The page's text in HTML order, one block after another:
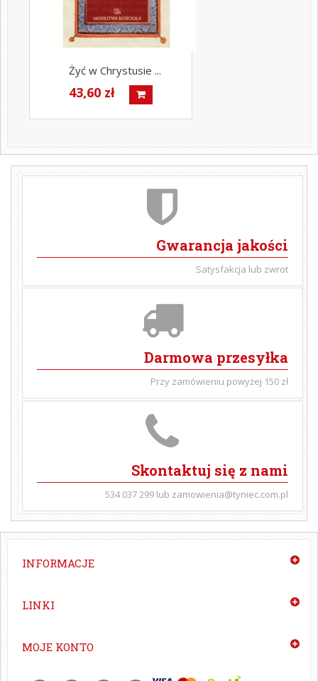
Żyć w Chrystusie ...
43,60 zł
Gwarancja jakości
Satysfakcja lub zwrot
Darmowa przesyłka
Przy zamówieniu powyżej 150 zł
Skontaktuj się z nami
534 037 299 lub zamowienia@tyniec.com.pl
INFORMACJE
LINKI
MOJE KONTO